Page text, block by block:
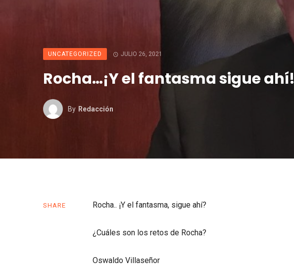
UNCATEGORIZED JULIO 26, 2021
Rocha…¡Y el fantasma sigue ahí!
By Redacción
SHARE Rocha.. ¡Y el fantasma, sigue ahí?
¿Cuáles son los retos de Rocha?
Oswaldo Villaseñor